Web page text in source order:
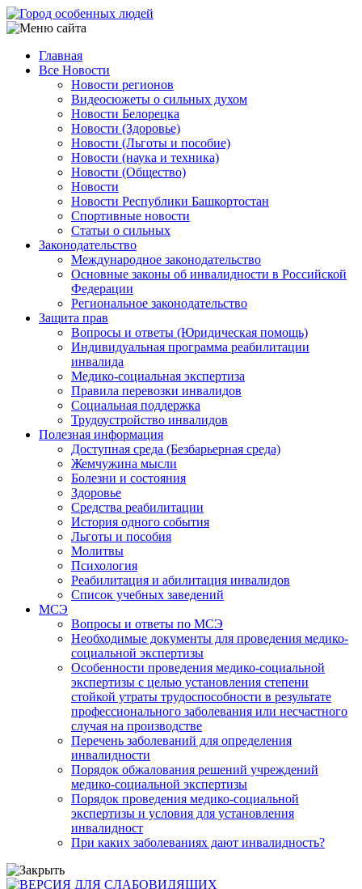
Перейти
к
содержанию
Main
navigation
Главная
Все Новости
Новости регионов
Видеосюжеты о сильных духом
Новости Белорецка
Новости (Здоровье)
Новости (Льготы и пособие)
Новости (наука и техника)
Новости (Общество)
Новости
Новости Республики Башкортостан
Спортивные новости
Статьи о сильных
Законодательство
Международное законодательство
Основные законы об инвалидности в Российской
Федерации
Региональное законодательство
Защита прав
Вопросы и ответы (Юридическая помощь)
Индивидуальная программа реабилитации
инвалида
Медико-социальная экспертиза
Правила перевозки инвалидов
Социальная поддержка
Трудоустройство инвалидов
Полезная информация
Доступная среда (Безбарьерная среда)
Жемчужина мысли
Болезни и состояния
Здоровье
Средства реабилитации
История одного события
Льготы и пособия
Молитвы
Психология
Реабилитация и абилитация инвалидов
Список учебных заведений
МСЭ
Вопросы и ответы по МСЭ
Необходимые документы для проведения медико-
социальной экспертизы
Особенности проведения медико-социальной
экспертизы с целью установления степени
стойкой утраты трудоспособности в результате
профессионального заболевания или несчастного
случая на производстве
Перечень заболеваний для определения
инвалидности
Порядок обжалования решений учреждений
медико-социальной экспертизы
Порядок проведения медико-социальной
экспертизы и условия для установления
инвалидност
При каких заболеваниях дают инвалидность?